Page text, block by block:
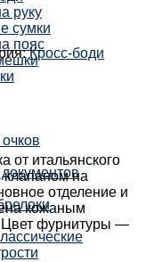
руку
сумки
пояс
Кросс-боди
от итальянского
клапаном на
отделение и
кожаным
фурнитуры —